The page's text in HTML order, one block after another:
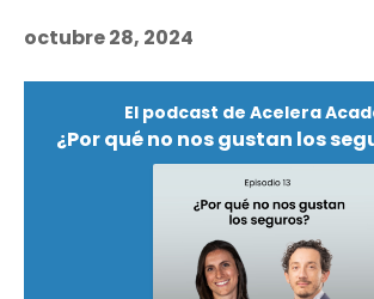
octubre 28, 2024